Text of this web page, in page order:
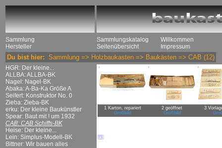
Sammlung
Hersteller
Sammlungskatalog
Seitenübersicht
Willkommen
Impressum
Du bist hier: Sammlung => Holzbaukasten => Baukästen => CAB (12)
HGR: Der kleine...
ALLBA: ALLBA-BK
Nagel: Nagel-BK
Abaka: A-Ba-Ka Größe A
Seifert: Konstruktor No. 0
Zieba: Zieba-BK
erku: Der kleine Baukünstler
Spear: Baut mit ! um 1932
CAB: CAB Schiffs-BK
Heise: Der kleine...
Lein: Simplus-Modell-BK
Bittner: Wir bauen alles
1 Karton, repariert
Großbild
2 geöffnet
Großbild
3